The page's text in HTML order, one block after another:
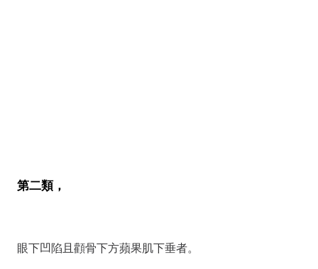
第二類，
眼下凹陷且顴骨下方蘋果肌下垂者。